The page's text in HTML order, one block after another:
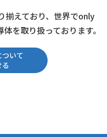
揃えており、世界でonly
を取り扱っております。
ついて